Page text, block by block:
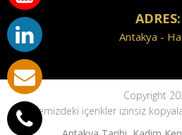
ADRES:
Antakya -
Copyright
Sitemizdeki içerikler izinsiz